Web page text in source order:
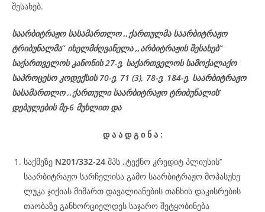
შესახებ.
საარბიტრაჟო სასამართლო ,,ქართულმა საარბიტრაჟო
ტრიბუნალმა’’ იხელმძღვანელა ,,არბიტრაჟის შესახებ’’
საქართველოს კანონის 27-ე, საქართველოს სამოქალაქო
საპროცესო კოდექსის 70-ე, 71 (3), 78-ე, 184-ე, საარბიტრაჟო
სასამართლო ,,ქართული საარბიტრაჟო ტრიბუნალის’
დებულების მე-6 მუხლით და
დ ა ა დ გ ი ნ ა :
საქმეზე N201/332-24 შპს ,,ტექნო კრედიტ პლიუსის’’
საარბიტრაჟო სარჩელისა გამო საარბიტრაჟო მოპასუხე
ლუკა ჯიქიას მიმართ დავალიანების თანხის დაკისრების
თაობაზე განხორციელდეს საჯარო შეტყობინება